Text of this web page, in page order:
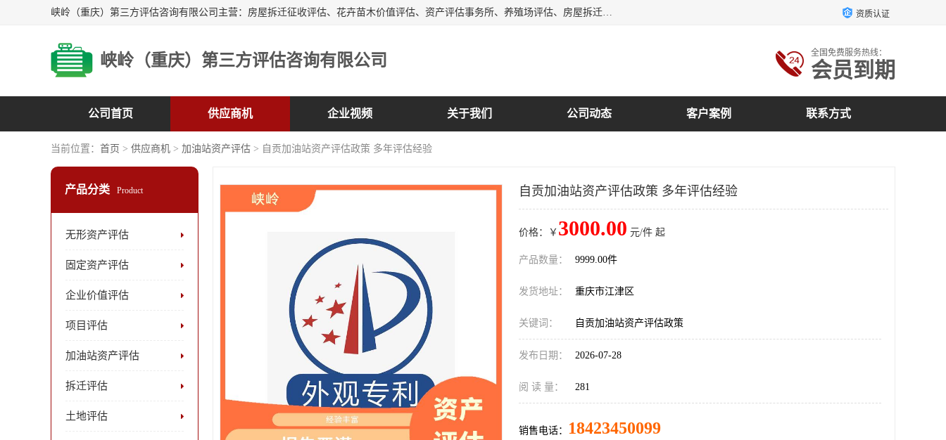
峡岭（重庆）第三方评估咨询有限公司主营：房屋拆迁征收评估、花卉苗木价值评估、资产评估事务所、养殖场评估、房屋拆迁服务公司等，形成了综合一体化的资产评估、财务审计和资产优化处置服务，是在全国同行业中资质全、业务服务范围广、具有影响力的综合服务机构。 资质认证
峡岭（重庆）第三方评估咨询有限公司 全国免费服务热线：
会员到期
公司首页 供应商机 企业视频 关于我们 公司动态 客户案例 联系方式
当前位置： 首页 > 供应商机 > 加油站资产评估 > 自贡加油站资产评估政策 多年评估经验
产品分类 Product
无形资产评估
固定资产评估
企业价值评估
项目评估
加油站资产评估
拆迁评估
土地评估
自贡加油站资产评估政策 多年评估经验
价格：￥ 3000.00 元/件 起
产品数量： 9999.00件
发货地址： 重庆市江津区
关键词： 自贡加油站资产评估政策
发布日期： 2026-07-28
阅 读 量： 281
销售电话： 18423450099